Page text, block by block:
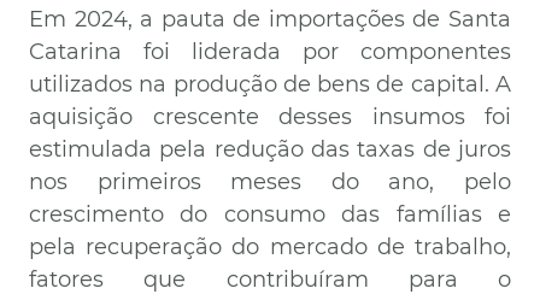
Em 2024, a pauta de importações de Santa
Catarina foi liderada por componentes
utilizados na produção de bens de capital. A
aquisição crescente desses insumos foi
estimulada pela redução das taxas de juros
nos primeiros meses do ano, pelo
crescimento do consumo das famílias e
pela recuperação do mercado de trabalho,
fatores que contribuíram para o